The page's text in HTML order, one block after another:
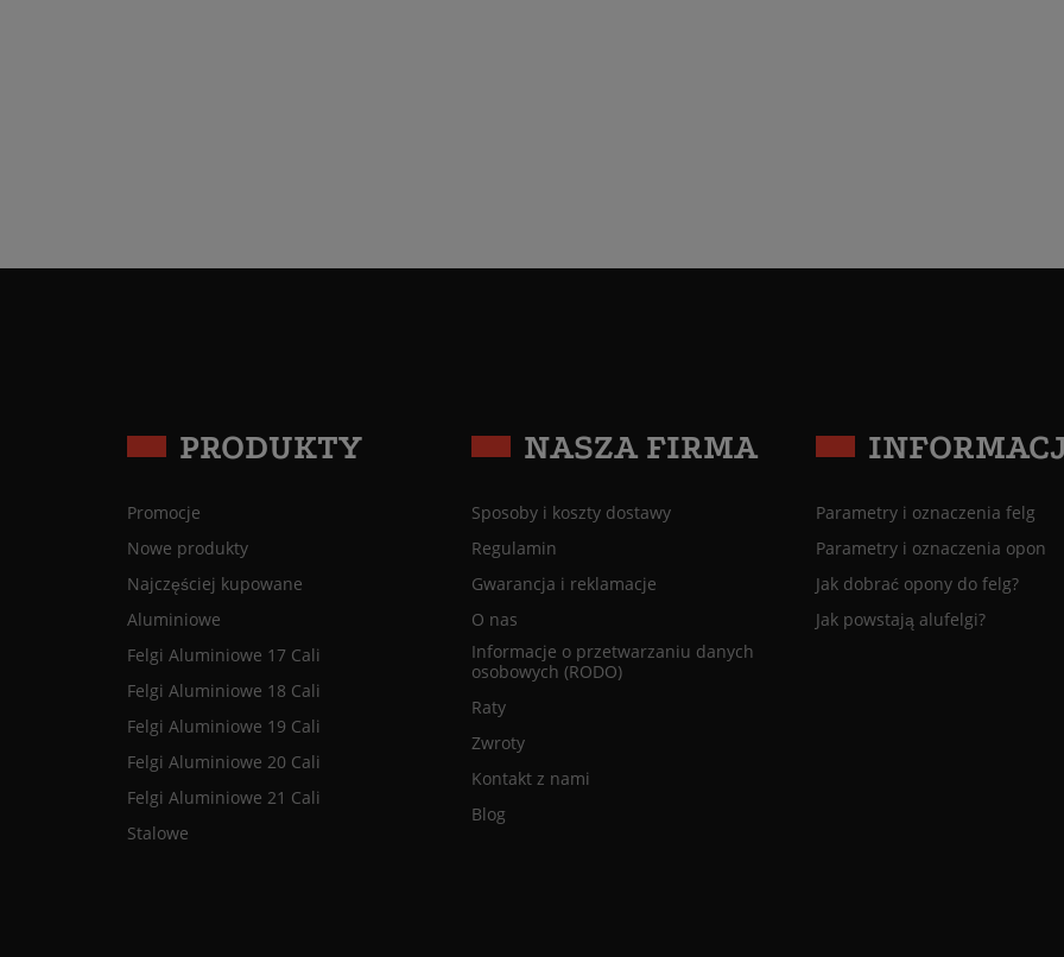
PRODUKTY
Promocje
Nowe produkty
Najczęściej kupowane
Aluminiowe
Felgi Aluminiowe 17 Cali
Felgi Aluminiowe 18 Cali
Felgi Aluminiowe 19 Cali
Felgi Aluminiowe 20 Cali
Felgi Aluminiowe 21 Cali
Stalowe
NASZA FIRMA
Sposoby i koszty dostawy
Regulamin
Gwarancja i reklamacje
O nas
Informacje o przetwarzaniu danych
osobowych (RODO)
Raty
Zwroty
Kontakt z nami
Blog
Parametry i oznaczenia felg
Parametry i oznaczenia opon
Jak dobrać opony do felg?
Jak powstają alufelgi?